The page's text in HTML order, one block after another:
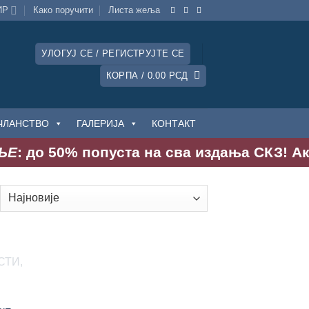
Како поручити Листa жеља
УЛОГУЈ СЕ / РЕГИСТРУЈТЕ СЕ
КОРПА / 0.00 РСД
ГАЛЕРИЈА КОНТАКТ
до 50% попуста на сва издања СКЗ!